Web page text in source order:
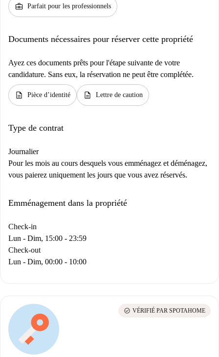
business_center Parfait pour les professionnels
Documents nécessaires pour réserver cette propriété
Ayez ces documents prêts pour l'étape suivante de votre
candidature. Sans eux, la réservation ne peut être complétée.
description Pièce d’identité description Lettre de caution
Type de contrat
Journalier
Pour les mois au cours desquels vous emménagez et déménagez,
vous paierez uniquement les jours que vous avez réservés.
Emménagement dans la propriété
Check-in
Lun - Dim, 15:00 - 23:59
Check-out
Lun - Dim, 00:00 - 10:00
check_circle VÉRIFIÉ PAR SPOTAHOME